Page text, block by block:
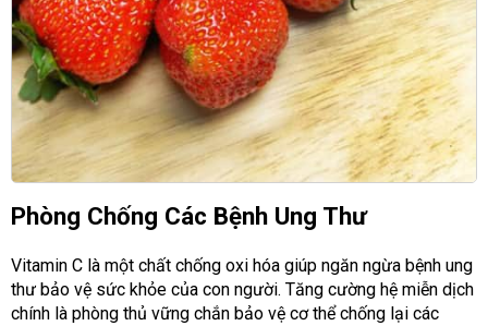
Phòng Chống Các Bệnh Ung Thư
Vitamin C là một chất chống oxi hóa giúp ngăn ngừa bệnh ung
thư bảo vệ sức khỏe của con người. Tăng cường hệ miễn dịch
chính là phòng thủ vững chắn bảo vệ cơ thể chống lại các